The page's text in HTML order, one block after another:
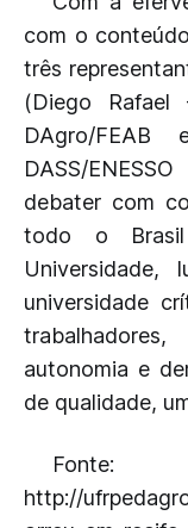
com o
três
(Diego
DAgro/
DASS/
debater com
todo o
Universidade,
universidade
autonomia e
de qualidade,
Fonte:
http://